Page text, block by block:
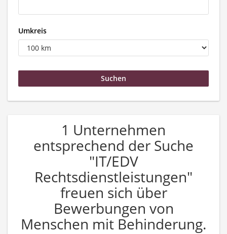
Umkreis
1 Unternehmen
entsprechend der Suche
"IT/EDV
Rechtsdienstleistungen"
freuen sich über
Bewerbungen von
Menschen mit Behinderung.